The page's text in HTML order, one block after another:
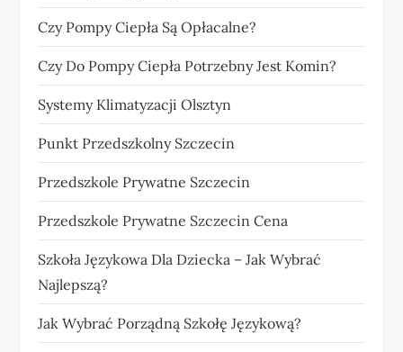
Czy Pompy Ciepła Są Opłacalne?
Czy Do Pompy Ciepła Potrzebny Jest Komin?
Systemy Klimatyzacji Olsztyn
Punkt Przedszkolny Szczecin
Przedszkole Prywatne Szczecin
Przedszkole Prywatne Szczecin Cena
Szkoła Językowa Dla Dziecka – Jak Wybrać
Najlepszą?
Jak Wybrać Porządną Szkołę Językową?